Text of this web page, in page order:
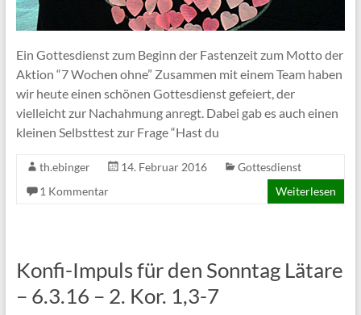
Ein Gottesdienst zum Beginn der Fastenzeit zum Motto der
Aktion “7 Wochen ohne” Zusammen mit einem Team haben
wir heute einen schönen Gottesdienst gefeiert, der
vielleicht zur Nachahmung anregt. Dabei gab es auch einen
kleinen Selbsttest zur Frage “Hast du
th.ebinger 14. Februar 2016
Gottesdienst
1 Kommentar
Weiterlesen
Konfi-Impuls für den Sonntag Lätare
– 6.3.16 – 2. Kor. 1,3-7